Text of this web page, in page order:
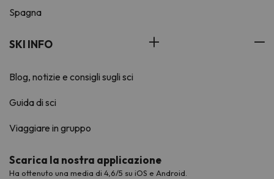
Spagna
SKI INFO
Blog, notizie e consigli sugli sci
Guida di sci
Viaggiare in gruppo
Scarica la nostra applicazione
Ha ottenuto una media di 4,6/5 su iOS e Android.